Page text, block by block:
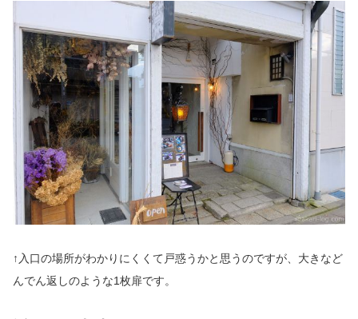
↑入口の場所がわかりにくくて戸惑うかと思うのですが、大きなど
んでん返しのような1枚扉です。